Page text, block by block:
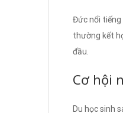
Đức nổi tiếng
thường kết
đầu.
Cơ hội
Du học sinh